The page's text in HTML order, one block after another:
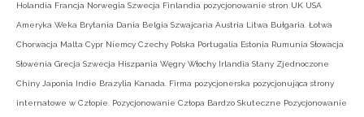
Holandia Francja Norwegia Szwecja Finlandia pozycjonowanie stron UK USA
Ameryka Weka Brytania Dania Belgia Szwajcaria Austria Litwa Bułgaria. Łotwa
Chorwacja Malta Cypr Niemcy Czechy Polska Portugalia Estonia Rumunia Słowacja
Słowenia Grecja Szwecja Hiszpania Węgry Włochy Irlandia Stany Zjednoczone
Chiny Japonia Indie Brazylia Kanada. Firma pozycjonerska pozycjonująca strony
internatowe w Człopie. Pozycjonowanie Człopa Bardzo Skuteczne Pozycjonowanie